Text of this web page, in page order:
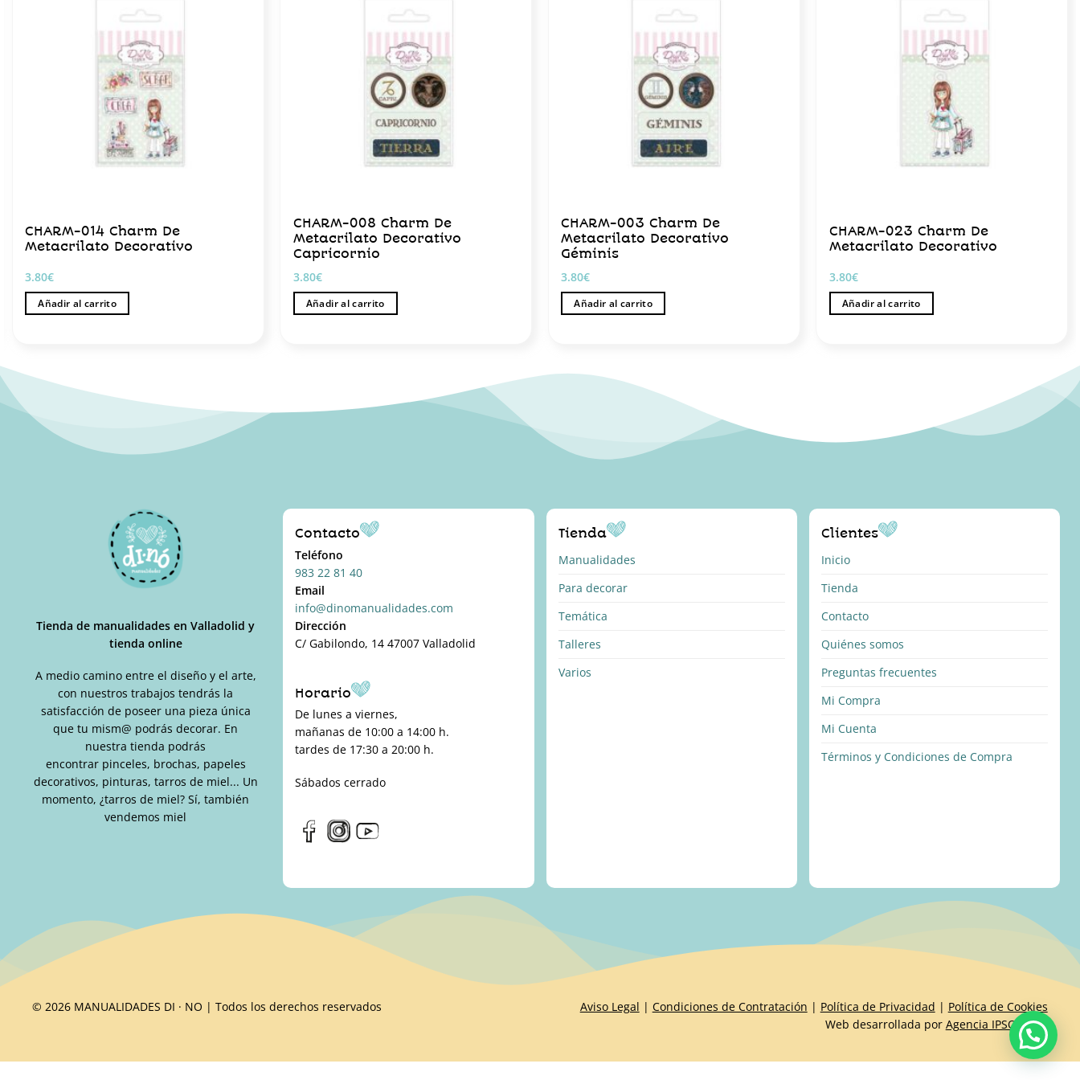
CHARM-014 Charm De
Metacrilato Decorativo
3.80€
Añadir al carrito
CHARM-008 Charm De
Metacrilato Decorativo
Capricornio
3.80€
Añadir al carrito
CHARM-003 Charm De
Metacrilato Decorativo
Géminis
3.80€
Añadir al carrito
CHARM-023 Charm De
Metacrilato Decorativo
3.80€
Añadir al carrito
Tienda de manualidades en Valladolid y
tienda online
A medio camino entre el diseño y el arte,
con nuestros trabajos tendrás la
satisfacción de poseer una pieza única
que tu mism@ podrás decorar. En
nuestra tienda podrás
encontrar pinceles, brochas, papeles
decorativos, pinturas, tarros de miel... Un
momento, ¿tarros de miel? Sí, también
vendemos miel
Contacto
Teléfono
983 22 81 40
Email
info@dinomanualidades.com
Dirección
C/ Gabilondo, 14 47007 Valladolid
Horario
De lunes a viernes,
mañanas de 10:00 a 14:00 h.
tardes de 17:30 a 20:00 h.
Sábados cerrado
Tienda
Manualidades
Para decorar
Temática
Talleres
Varios
Clientes
Inicio
Tienda
Contacto
Quiénes somos
Preguntas frecuentes
Mi Compra
Mi Cuenta
Términos y Condiciones de Compra
© 2026 MANUALIDADES DI · NO | Todos los derechos reservados Aviso Legal | Condiciones de Contratación | Política de Privacidad | Política de Cookies
Web desarrollada por Agencia IPSOIDEAS